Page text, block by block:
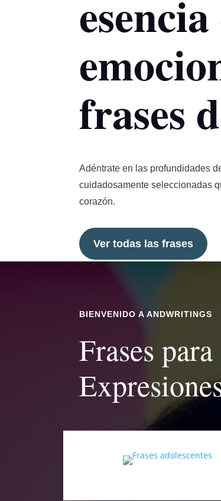
frases
Adéntrate en las profundidades
cuidadosamente seleccionadas
corazón.
Ver todas las frases
BIENVENIDO A ANDWRITINGS
Frases